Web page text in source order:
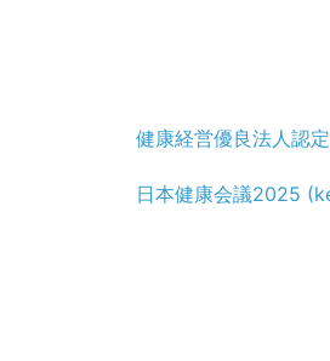
健康経営優良法人認
日本健康会議2025